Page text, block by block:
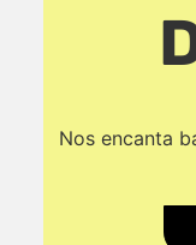
Nos encanta